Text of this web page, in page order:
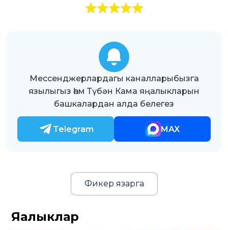
Мессенджерлардагы каналларыбызга
язылыгыз һәм Түбән Кама яңалыкларын
башкалардан алда белегез
Telegram MAX
Фикер язарга
Яңалыклар